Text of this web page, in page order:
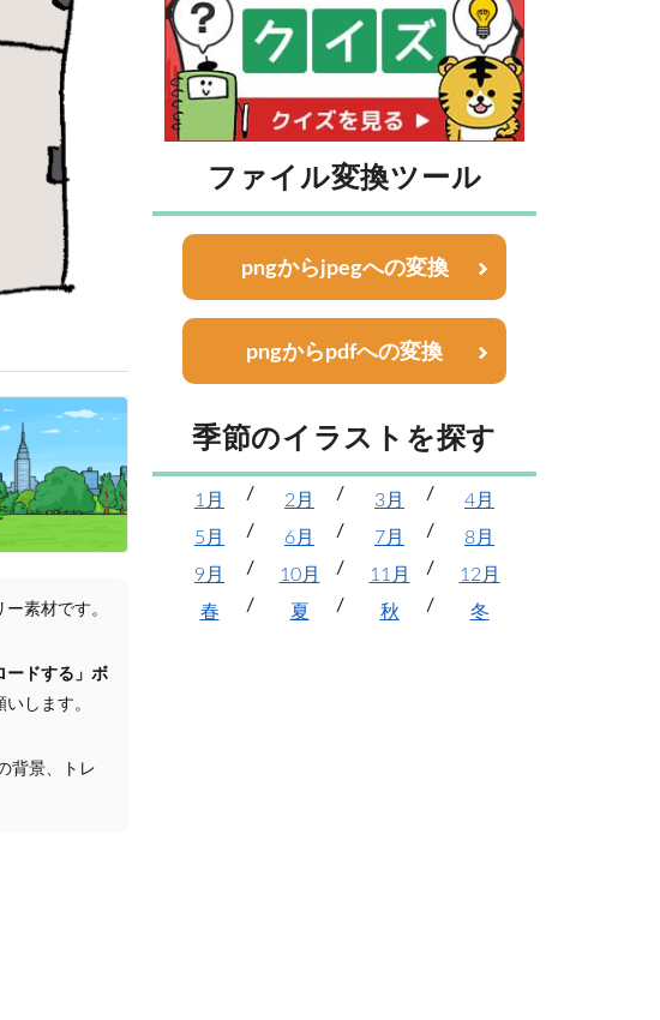
素材です。
ードする」ボ
いします。
背景、トレ
ファイル変換ツール
pngからjpegへの変換
pngからpdfへの変換
季節のイラストを探す
1月 2月 3月
4月
5月
6月 7月
8月
9月
10月 11月
12月
春
夏 秋 冬